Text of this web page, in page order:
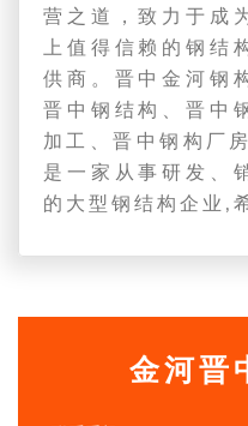
营之道，致力于成
上值得信赖的钢结
供商。晋中金河钢
晋中钢结构、晋中
加工、晋中钢构厂
是一家从事研发、
的大型钢结构企业,
金河晋